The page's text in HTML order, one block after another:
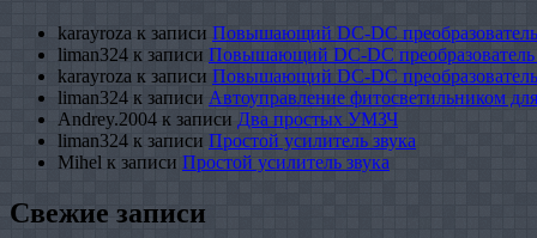
karayroza к записи Повышающий DC-DC
liman324 к записи Повышающий DC-DC
karayroza к записи Повышающий DC-DC
liman324 к записи Автоуправление фитосветильником
Andrey.2004 к записи Два простых УМЗЧ
liman324 к записи Простой усилитель звука
Mihel к записи Простой усилитель звука
Свежие записи